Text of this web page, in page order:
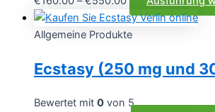
€160.00
bis
Allgemeine Produkte
Ecstasy (250 mg und
Bewertet mit 0 von 5